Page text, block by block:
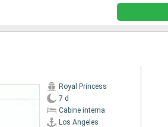
Royal Princess
7 d
Cabine interna
Los Angeles